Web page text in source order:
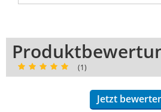
(1)
Jetzt